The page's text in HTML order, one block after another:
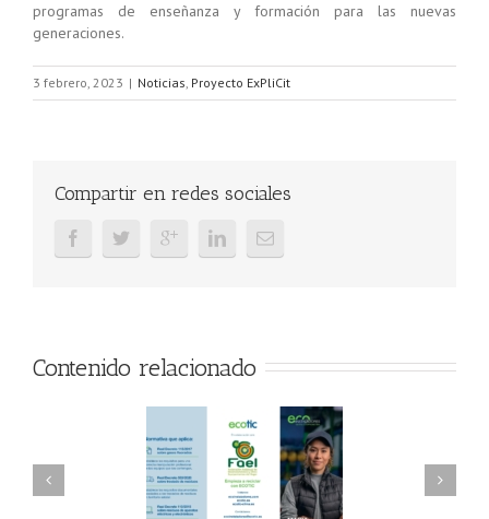
programas de enseñanza y formación para las nuevas
generaciones.
3 febrero, 2023 | Noticias, Proyecto ExPliCit
Compartir en redes sociales
Contenido relacionado
AAEL y
FAEL, Ecoasimelec y
Parque Joyero